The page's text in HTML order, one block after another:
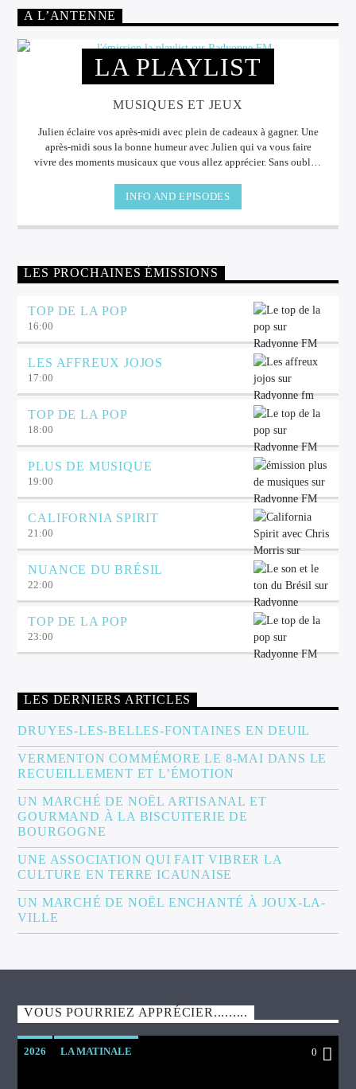
A L’ANTENNE
LA PLAYLIST
MUSIQUES ET JEUX
Julien éclaire vos après-midi avec plein de cadeaux à gagner. Une
après-midi sous la bonne humeur avec Julien qui va vous faire
vivre des moments musicaux que vous allez apprécier. Sans oublier
INFO AND EPISODES
LES PROCHAINES ÉMISSIONS
TOP DE LA POP
16:00
LES AFFREUX JOJOS
17:00
TOP DE LA POP
18:00
PLUS DE MUSIQUE
19:00
CALIFORNIA SPIRIT
21:00
NUANCE DU BRÉSIL
22:00
TOP DE LA POP
23:00
LES DERNIERS ARTICLES
DRUYES-LES-BELLES-FONTAINES EN DEUIL
VERMENTON COMMÉMORE LE 8-MAI DANS LE
RECUEILLEMENT ET L’ÉMOTION
UN MARCHÉ DE NOËL ARTISANAL ET
GOURMAND À LA BISCUITERIE DE
BOURGOGNE
UNE ASSOCIATION QUI FAIT VIBRER LA
CULTURE EN TERRE ICAUNAISE
UN MARCHÉ DE NOËL ENCHANTÉ À JOUX-LA-
VILLE
VOUS POURRIEZ APPRÉCIER.........
2026 LA MATINALE 0